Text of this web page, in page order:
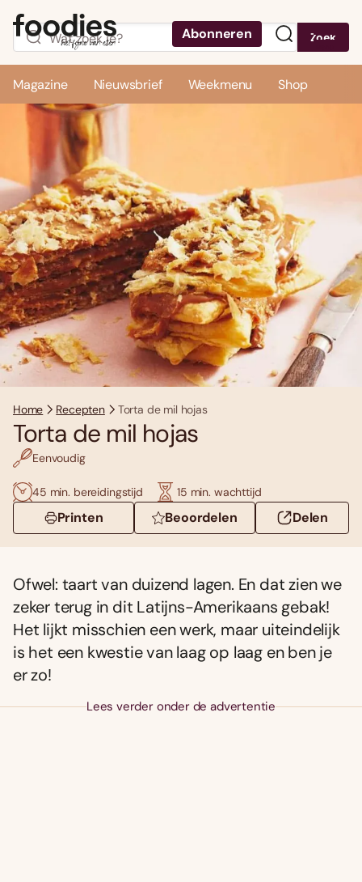
Abonneren Zoek
Magazine Nieuwsbrief Weekmenu Shop
Home Recepten Torta de mil hojas
Torta de mil hojas
Eenvoudig
45 min. bereidingstijd 15 min. wachttijd
Printen Beoordelen Delen
Ofwel: taart van duizend lagen. En dat zien we
zeker terug in dit Latijns-Amerikaans gebak!
Het lijkt misschien een werk, maar uiteindelijk
is het een kwestie van laag op laag en ben je
er zo!
Lees verder onder de advertentie